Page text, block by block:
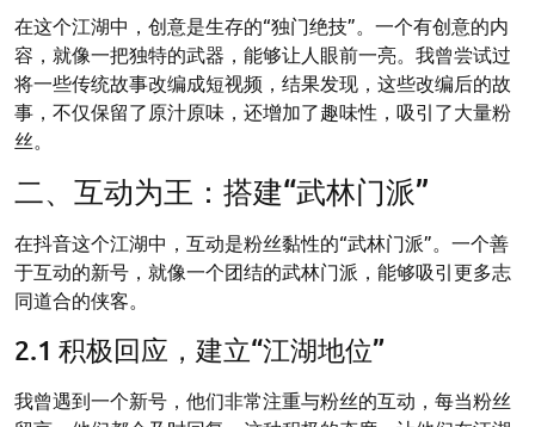
在这个江湖中，创意是生存的“独门绝技”。一个有创意的内
容，就像一把独特的武器，能够让人眼前一亮。我曾尝试过
将一些传统故事改编成短视频，结果发现，这些改编后的故
事，不仅保留了原汁原味，还增加了趣味性，吸引了大量粉
丝。
二、互动为王：搭建“武林门派”
在抖音这个江湖中，互动是粉丝黏性的“武林门派”。一个善
于互动的新号，就像一个团结的武林门派，能够吸引更多志
同道合的侠客。
2.1 积极回应，建立“江湖地位”
我曾遇到一个新号，他们非常注重与粉丝的互动，每当粉丝